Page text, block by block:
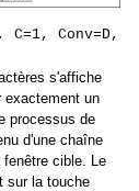
C=1, Conv=D,
s'affiche
exactement un
processus de
d'une chaîne
fenêtre cible. Le
sur la touche